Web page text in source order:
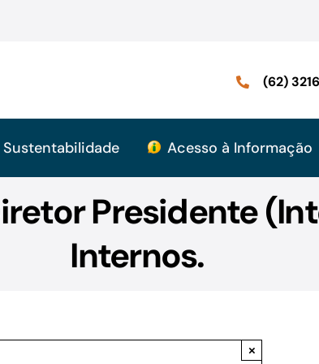
(62)
Sustentabilidade Acesso à Informação
Presidente
Internos.
×